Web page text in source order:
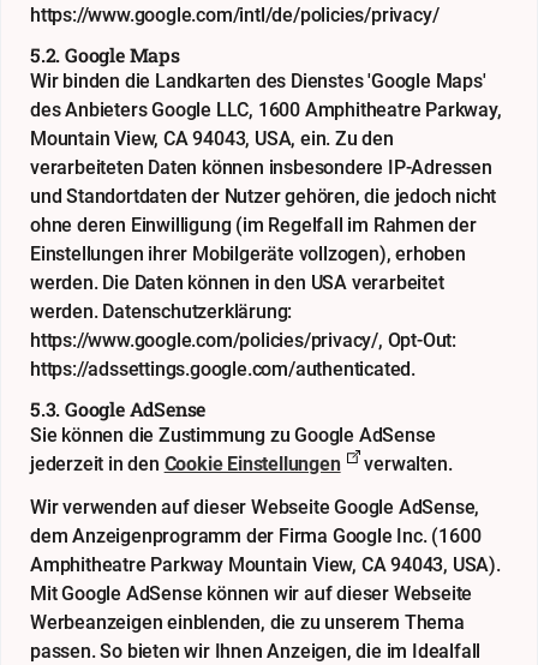
https://www.google.com/intl/de/policies/privacy/
5.2. Google Maps
Wir binden die Landkarten des Dienstes 'Google Maps'
des Anbieters Google LLC, 1600 Amphitheatre Parkway,
Mountain View, CA 94043, USA, ein. Zu den
verarbeiteten Daten können insbesondere IP-Adressen
und Standortdaten der Nutzer gehören, die jedoch nicht
ohne deren Einwilligung (im Regelfall im Rahmen der
Einstellungen ihrer Mobilgeräte vollzogen), erhoben
werden. Die Daten können in den USA verarbeitet
werden. Datenschutzerklärung:
https://www.google.com/policies/privacy/, Opt-Out:
https://adssettings.google.com/authenticated.
5.3. Google AdSense
Sie können die Zustimmung zu Google AdSense
jederzeit in den Cookie Einstellungen
verwalten.
Wir verwenden auf dieser Webseite Google AdSense,
dem Anzeigenprogramm der Firma Google Inc. (1600
Amphitheatre Parkway Mountain View, CA 94043, USA).
Mit Google AdSense können wir auf dieser Webseite
Werbeanzeigen einblenden, die zu unserem Thema
passen. So bieten wir Ihnen Anzeigen, die im Idealfall